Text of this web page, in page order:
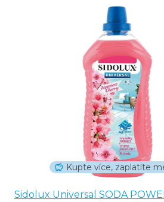
Kupte více, zaplatíte
Sidolux Universal SODA